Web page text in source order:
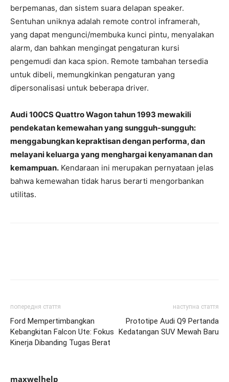
berpemanas, dan sistem suara delapan speaker.
Sentuhan uniknya adalah remote control inframerah,
yang dapat mengunci/membuka kunci pintu, menyalakan
alarm, dan bahkan mengingat pengaturan kursi
pengemudi dan kaca spion. Remote tambahan tersedia
untuk dibeli, memungkinkan pengaturan yang
dipersonalisasi untuk beberapa driver.
Audi 100CS Quattro Wagon tahun 1993 mewakili
pendekatan kemewahan yang sungguh-sungguh:
menggabungkan kepraktisan dengan performa, dan
melayani keluarga yang menghargai kenyamanan dan
kemampuan. Kendaraan ini merupakan pernyataan jelas
bahwa kemewahan tidak harus berarti mengorbankan
utilitas.
попередня стаття
Ford Mempertimbangkan
Kebangkitan Falcon Ute: Fokus
Kinerja Dibanding Tugas Berat
наступна стаття
Prototipe Audi Q9 Pertanda
Kedatangan SUV Mewah Baru
maxwelhelp